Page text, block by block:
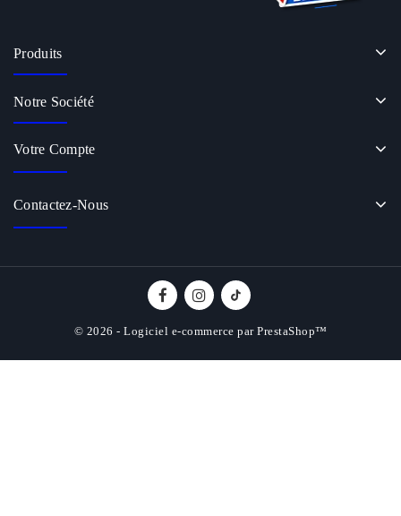
Produits
Notre Société
Votre Compte
Contactez-Nous
© 2026 - Logiciel e-commerce par PrestaShop™